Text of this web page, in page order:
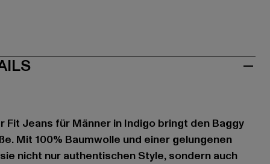
Fit Jeans für Männer in Indigo bringt den Baggy
Mit 100% Baumwolle und einer gelungenen
nicht nur authentischen Style, sondern auch